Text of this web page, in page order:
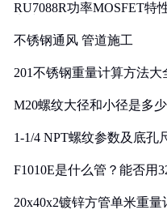
RU7088R功率MOSFET特
不锈钢通风 管道施工
201不锈钢重量计算方法大
M20螺纹大径和小径是多少
1-1/4 NPT螺纹参数及底孔
F1010E是什么管？能否用
20x40x2镀锌方管单米重